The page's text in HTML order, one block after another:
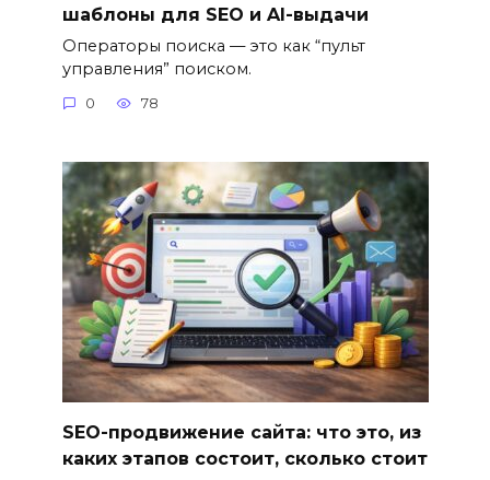
шаблоны для SEO и AI-выдачи
Операторы поиска — это как “пульт
управления” поиском.
0 78
SEO-продвижение сайта: что это, из
каких этапов состоит, сколько стоит